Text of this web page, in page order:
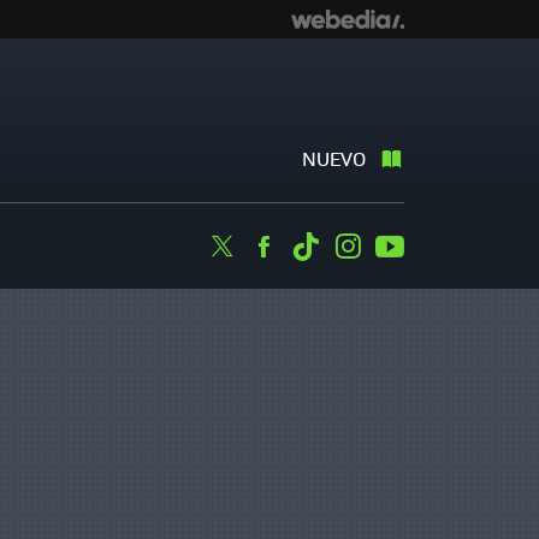
NUEVO
TwitterFacebook
TiktokInstagram